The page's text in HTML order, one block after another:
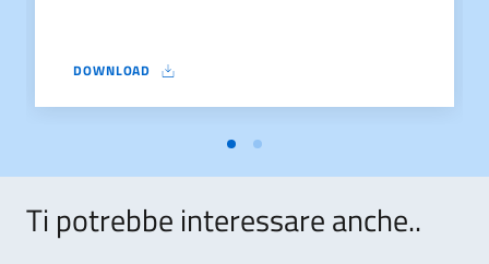
DOWNLOAD
AVVISO PUBBLICO PER MANIFESTAZIONI D’INTERESSE
Ti potrebbe interessare anche..